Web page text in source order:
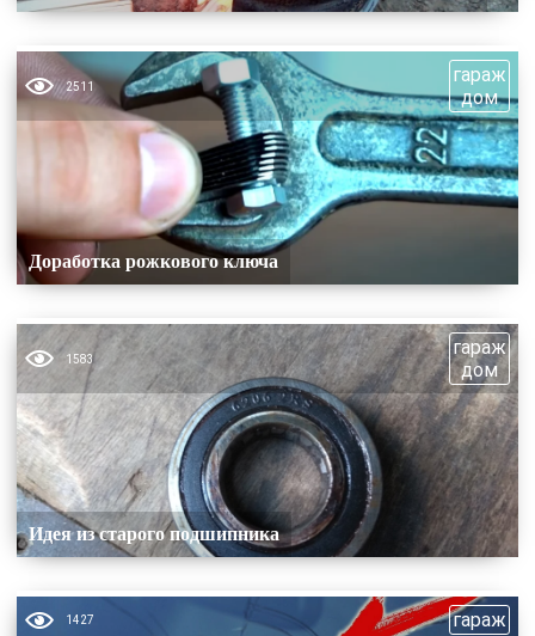
2511
гараж
дом
Доработка рожкового ключа
1583
гараж
дом
Идея из старого подшипника
1427 гараж